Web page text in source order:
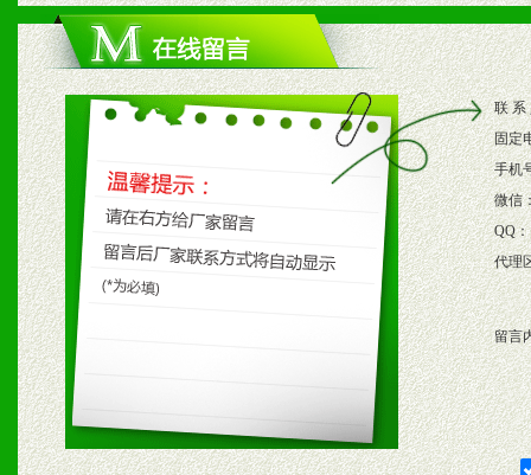
1、根据区域市场协助制定
2、根据具体情况公司给予
3、根据市场需要，派驻区
保产品顺利销售。
4、根据市场情况公司给予
购支持。
五、退换货制度
1、给予前期市场操作一定
联 系
固定
手机
微信
QQ：
代理
留言